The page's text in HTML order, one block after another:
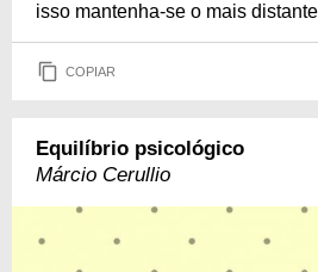
isso mantenha-se o mais
COPIAR
Equilíbrio psicológico
Márcio Cerullio